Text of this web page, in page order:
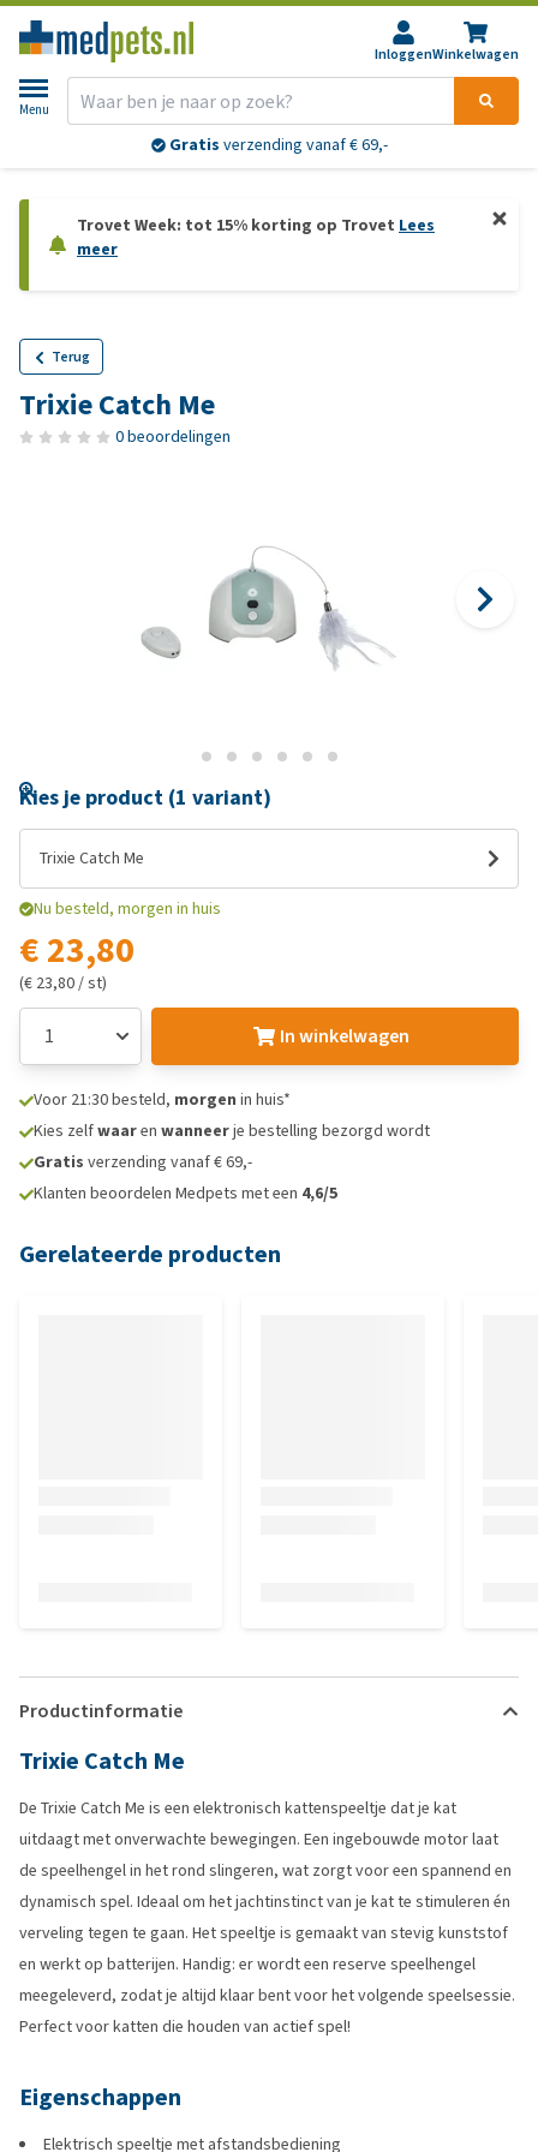
InloggenWinkelwagen
Menu
Gratis verzending vanaf € 69,-
Trovet Week: tot 15% korting op Trovet Lees
meer
Terug
Trixie Catch Me
0 beoordelingen
Kies je product (1 variant)
Trixie Catch Me
Nu besteld, morgen in huis
€ 23,80
(€ 23,80 / st)
In winkelwagen
Voor 21:30 besteld, morgen in huis*
Kies zelfwaaren wanneerje bestelling bezorgd wordt
Gratis verzending vanaf € 69,-
Klanten beoordelen Medpets met een 4,6/5
Gerelateerde producten
Productinformatie
Trixie Catch Me
De Trixie Catch Me is een elektronisch kattenspeeltje dat je kat
uitdaagt met onverwachte bewegingen. Een ingebouwde motor laat
de speelhengel in het rond slingeren, wat zorgt voor een spannend en
dynamisch spel. Ideaal om het jachtinstinct van je kat te stimuleren én
verveling tegen te gaan. Het speeltje is gemaakt van stevig kunststof
en werkt op batterijen. Handig: er wordt een reserve speelhengel
meegeleverd, zodat je altijd klaar bent voor het volgende speelsessie.
Perfect voor katten die houden van actief spel!
Eigenschappen
Elektrisch speeltje met afstandsbediening